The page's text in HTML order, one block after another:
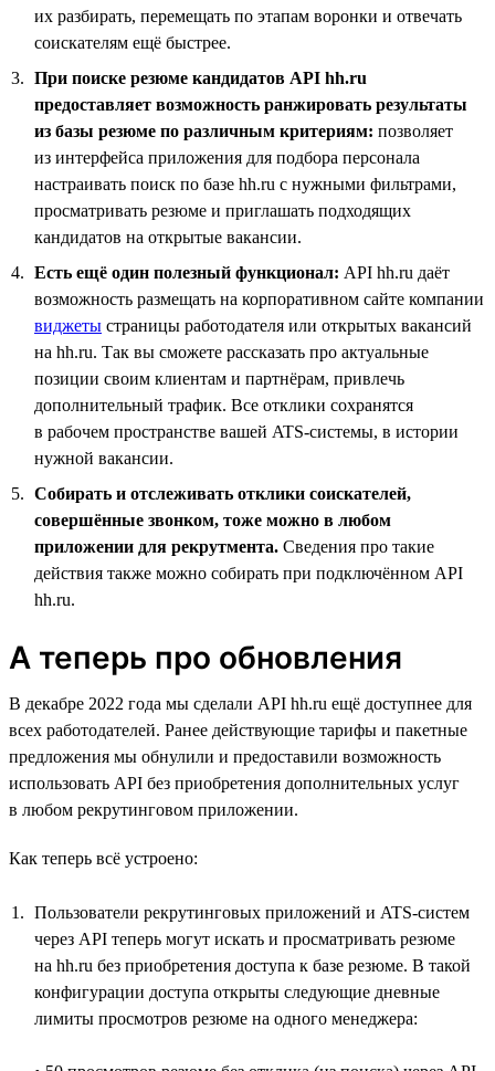
их разбирать, перемещать по этапам воронки и отвечать
соискателям ещё быстрее.
При поиске резюме кандидатов API hh.ru
предоставляет возможность ранжировать результаты
из базы резюме по различным критериям: позволяет
из интерфейса приложения для подбора персонала
настраивать поиск по базе hh.ru с нужными фильтрами,
просматривать резюме и приглашать подходящих
кандидатов на открытые вакансии.
Есть ещё один полезный функционал: API hh.ru даёт
возможность размещать на корпоративном сайте компании
виджеты страницы работодателя или открытых вакансий
на hh.ru. Так вы сможете рассказать про актуальные
позиции своим клиентам и партнёрам, привлечь
дополнительный трафик. Все отклики сохранятся
в рабочем пространстве вашей ATS-системы, в истории
нужной вакансии.
Собирать и отслеживать отклики соискателей,
совершённые звонком, тоже можно в любом
приложении для рекрутмента. Сведения про такие
действия также можно собирать при подключённом API
hh.ru.
А теперь про обновления
В декабре 2022 года мы сделали API hh.ru ещё доступнее для
всех работодателей. Ранее действующие тарифы и пакетные
предложения мы обнулили и предоставили возможность
использовать API без приобретения дополнительных услуг
в любом рекрутинговом приложении.
Как теперь всё устроено:
Пользователи рекрутинговых приложений и ATS-систем
через API теперь могут искать и просматривать резюме
на hh.ru без приобретения доступа к базе резюме. В такой
конфигурации доступа открыты следующие дневные
лимиты просмотров резюме на одного менеджера: